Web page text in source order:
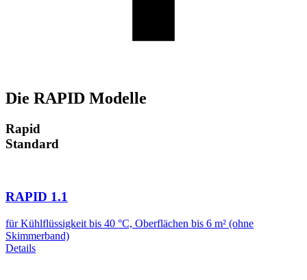
Die RAPID Modelle
Rapid
Standard
RAPID 1.1
für Kühlflüssigkeit bis 40 °C, Oberflächen bis 6 m² (ohne
Skimmerband)
Details